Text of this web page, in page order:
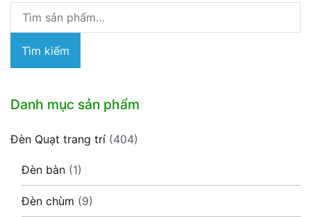
Tìm
kiếm:
Tìm kiếm
Danh mục sản phẩm
Đèn Quạt trang trí (404)
Đèn bàn (1)
Đèn chùm (9)